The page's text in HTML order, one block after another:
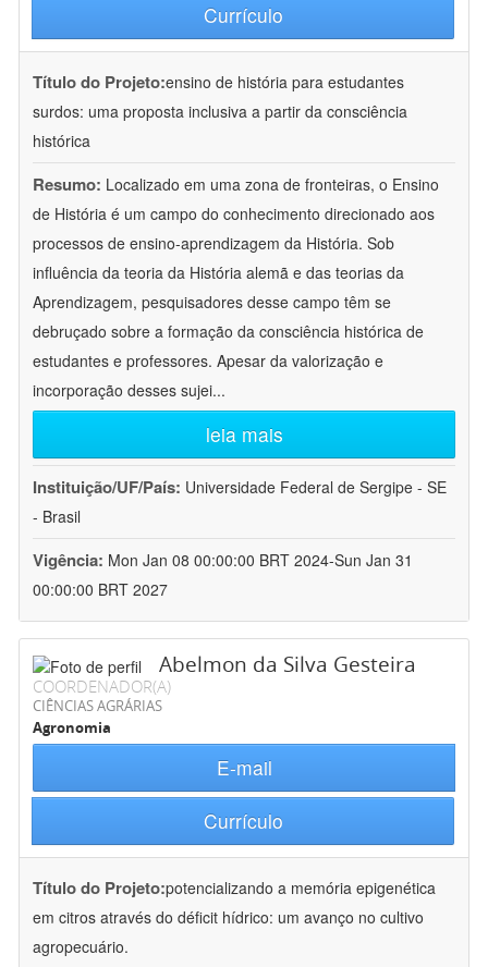
Currículo
Título do Projeto:ensino de história para estudantes
surdos: uma proposta inclusiva a partir da consciência
histórica
Resumo: Localizado em uma zona de fronteiras, o Ensino
de História é um campo do conhecimento direcionado aos
processos de ensino-aprendizagem da História. Sob
influência da teoria da História alemã e das teorias da
Aprendizagem, pesquisadores desse campo têm se
debruçado sobre a formação da consciência histórica de
estudantes e professores. Apesar da valorização e
incorporação desses sujei...
leia mais
Instituição/UF/País: Universidade Federal de Sergipe - SE
- Brasil
Vigência: Mon Jan 08 00:00:00 BRT 2024-Sun Jan 31
00:00:00 BRT 2027
Abelmon da Silva Gesteira
COORDENADOR(A)
CIÊNCIAS AGRÁRIAS
Agronomia
E-mail
Currículo
Título do Projeto:potencializando a memória epigenética
em citros através do déficit hídrico: um avanço no cultivo
agropecuário.